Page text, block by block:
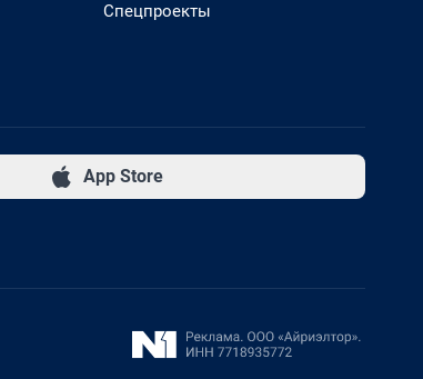
Спецпроекты
App Store